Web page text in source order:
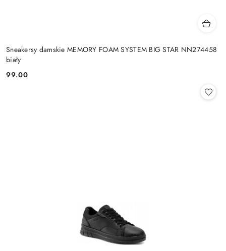
Sneakersy damskie MEMORY FOAM SYSTEM BIG STAR NN274458
biały
Cena:
99.00